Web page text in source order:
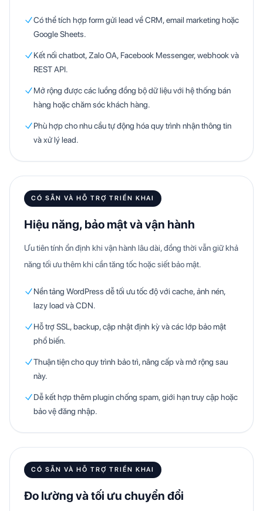
Có thể tích hợp form gửi lead về CRM, email marketing hoặc
Google Sheets.
Kết nối chatbot, Zalo OA, Facebook Messenger, webhook và
REST API.
Mở rộng được các luồng đồng bộ dữ liệu với hệ thống bán
hàng hoặc chăm sóc khách hàng.
Phù hợp cho nhu cầu tự động hóa quy trình nhận thông tin
và xử lý lead.
CÓ SẴN VÀ HỖ TRỢ TRIỂN KHAI
Hiệu năng, bảo mật và vận hành
Ưu tiên tính ổn định khi vận hành lâu dài, đồng thời vẫn giữ khả
năng tối ưu thêm khi cần tăng tốc hoặc siết bảo mật.
Nền tảng WordPress dễ tối ưu tốc độ với cache, ảnh nén,
lazy load và CDN.
Hỗ trợ SSL, backup, cập nhật định kỳ và các lớp bảo mật
phổ biến.
Thuận tiện cho quy trình bảo trì, nâng cấp và mở rộng sau
này.
Dễ kết hợp thêm plugin chống spam, giới hạn truy cập hoặc
bảo vệ đăng nhập.
CÓ SẴN VÀ HỖ TRỢ TRIỂN KHAI
Đo lường và tối ưu chuyển đổi